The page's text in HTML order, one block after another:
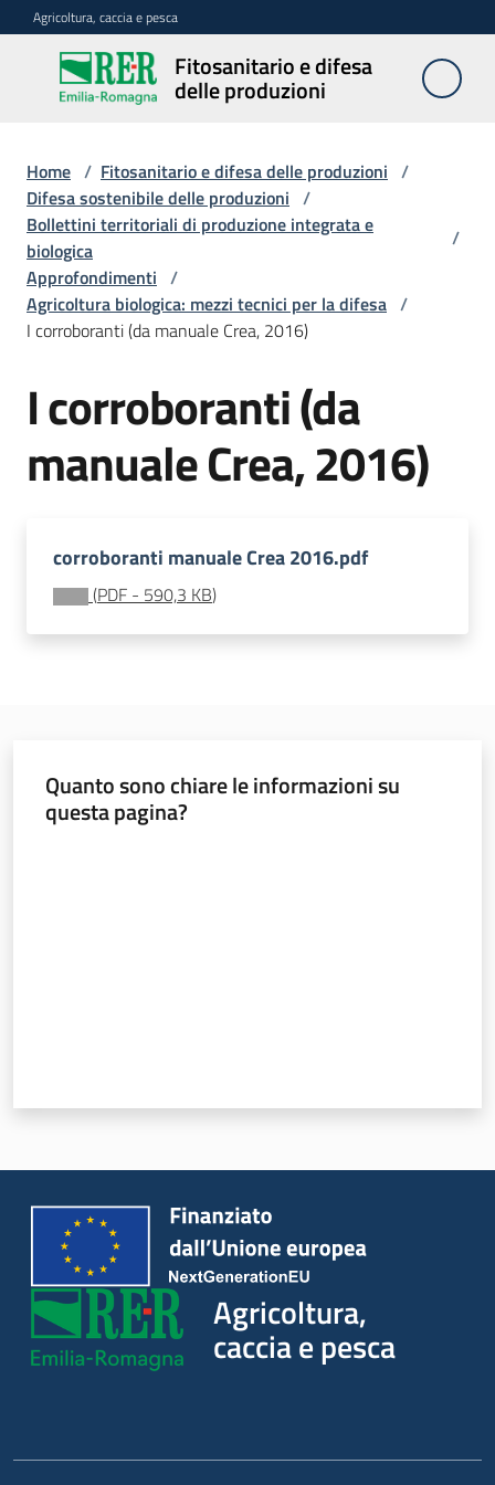
Vai al contenuto
Vai alla navigazione
Vai al footer
Agricoltura, caccia e pesca
Fitosanitario e difesa
delle produzioni
Fitosanitario
e difesa
produzioni
Avversità
delle
piante
Sorveglianza
Difesa
Vivaismo
Agricoltura,
Home / Fitosanitario e difesa delle produzioni /
Difesa sostenibile delle produzioni /
Bollettini territoriali di produzione integrata e
biologica
/
Approfondimenti /
Agricoltura biologica: mezzi tecnici per la difesa /
I corroboranti (da manuale Crea, 2016)
I corroboranti (da
manuale Crea, 2016)
corroboranti manuale Crea 2016.pdf
(PDF - 590,3 KB)
Quanto sono chiare le informazioni su
questa pagina?
Agricoltura,
caccia e pesca